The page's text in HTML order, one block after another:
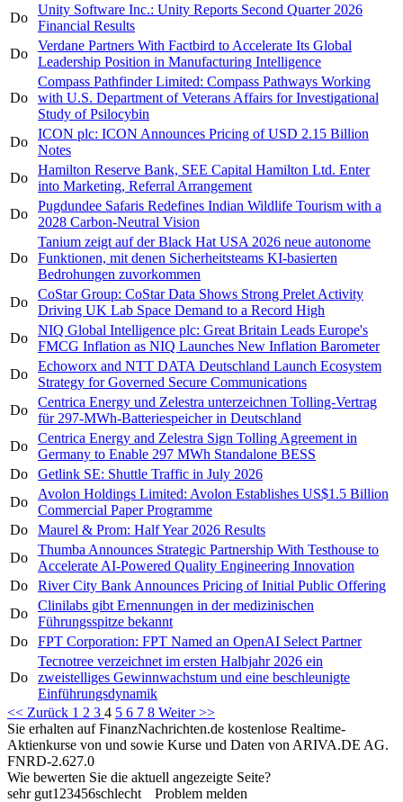
Do
Unity Software Inc.: Unity Reports Second Quarter 2026
Financial Results
Do
Verdane Partners With Factbird to Accelerate Its Global
Leadership Position in Manufacturing Intelligence
Do
Compass Pathfinder Limited: Compass Pathways Working
with U.S. Department of Veterans Affairs for Investigational
Study of Psilocybin
Do
ICON plc: ICON Announces Pricing of USD 2.15 Billion
Notes
Do
Hamilton Reserve Bank, SEE Capital Hamilton Ltd. Enter
into Marketing, Referral Arrangement
Do
Pugdundee Safaris Redefines Indian Wildlife Tourism with a
2028 Carbon-Neutral Vision
Do
Tanium zeigt auf der Black Hat USA 2026 neue autonome
Funktionen, mit denen Sicherheitsteams KI-basierten
Bedrohungen zuvorkommen
Do
CoStar Group: CoStar Data Shows Strong Prelet Activity
Driving UK Lab Space Demand to a Record High
Do
NIQ Global Intelligence plc: Great Britain Leads Europe's
FMCG Inflation as NIQ Launches New Inflation Barometer
Do
Echoworx and NTT DATA Deutschland Launch Ecosystem
Strategy for Governed Secure Communications
Do
Centrica Energy und Zelestra unterzeichnen Tolling-Vertrag
für 297-MWh-Batteriespeicher in Deutschland
Do
Centrica Energy and Zelestra Sign Tolling Agreement in
Germany to Enable 297 MWh Standalone BESS
Do
Getlink SE: Shuttle Traffic in July 2026
Do
Avolon Holdings Limited: Avolon Establishes US$1.5 Billion
Commercial Paper Programme
Do
Maurel & Prom: Half Year 2026 Results
Do
Thumba Announces Strategic Partnership With Testhouse to
Accelerate AI-Powered Quality Engineering Innovation
Do
River City Bank Announces Pricing of Initial Public Offering
Do
Clinilabs gibt Ernennungen in der medizinischen
Führungsspitze bekannt
Do
FPT Corporation: FPT Named an OpenAI Select Partner
Do
Tecnotree verzeichnet im ersten Halbjahr 2026 ein
zweistelliges Gewinnwachstum und eine beschleunigte
Einführungsdynamik
<< Zurück 1 2 3 4 5 6 7 8 Weiter >>
Sie erhalten auf FinanzNachrichten.de kostenlose Realtime-
Aktienkurse von und sowie Kurse und Daten von ARIVA.DE AG.
FNRD-2.627.0
Wie bewerten Sie die aktuell angezeigte Seite?
sehr gut1 23456schlecht
Problem melden